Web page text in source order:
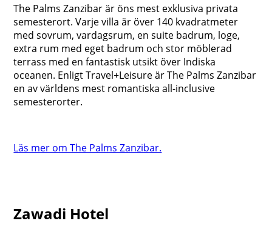
The Palms Zanzibar är öns mest exklusiva privata
semesterort. Varje villa är över 140 kvadratmeter
med sovrum, vardagsrum, en suite badrum, loge,
extra rum med eget badrum och stor möblerad
terrass med en fantastisk utsikt över Indiska
oceanen. Enligt Travel+Leisure är The Palms Zanzibar
en av världens mest romantiska all-inclusive
semesterorter.
Läs mer om The Palms Zanzibar.
Zawadi Hotel